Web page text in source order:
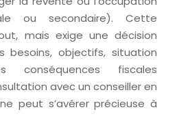
ou secondaire). Cette
mais exige une décision
besoins, objectifs, situation
fiscales
avec un conseiller en
peut s’avérer précieuse à